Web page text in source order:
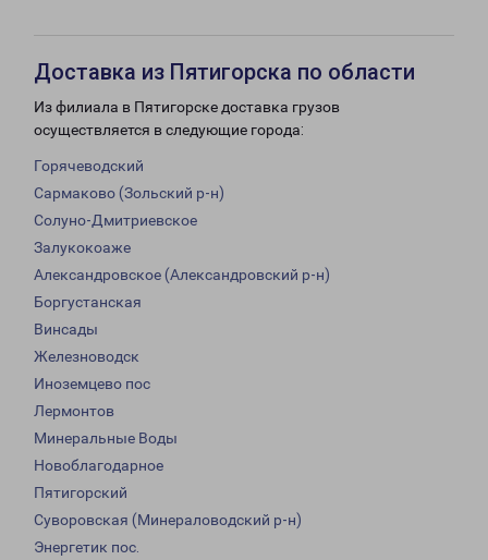
Доставка из Пятигорска по области
Из филиала в Пятигорске доставка грузов
осуществляется в следующие города:
Горячеводский
Сармаково (Зольский р-н)
Солуно-Дмитриевское
Залукокоаже
Александровское (Александровский р-н)
Боргустанская
Винсады
Железноводск
Иноземцево пос
Лермонтов
Минеральные Воды
Новоблагодарное
Пятигорский
Суворовская (Минераловодский р-н)
Энергетик пос.